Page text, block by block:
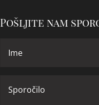
Pošljite nam